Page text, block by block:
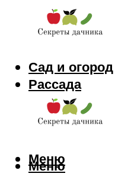
Сад и огород
Рассада
Цветы
Заготовки
Меню
Меню